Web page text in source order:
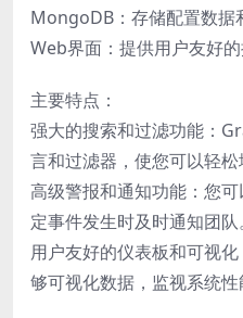
MongoDB：存储配置数据
Web界面：提供用户友好
主要特点：
强大的搜索和过滤功能：
言和过滤器，使您可以轻松
高级警报和通知功能：您
定事件发生时及时通知团队。
用户友好的仪表板和可视
够可视化数据，监视系统性